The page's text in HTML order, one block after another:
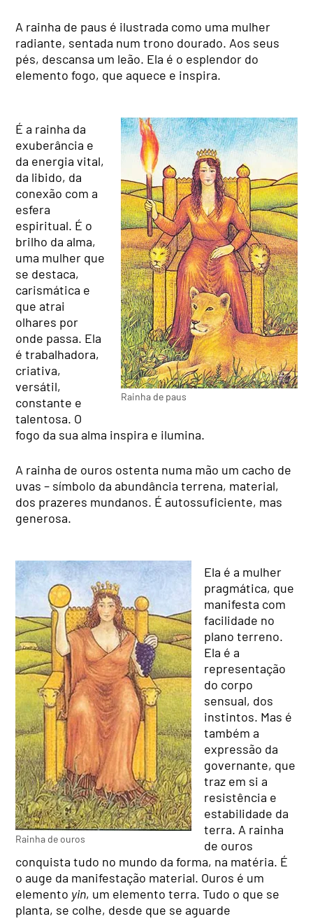
A rainha de paus é ilustrada como uma mulher
radiante, sentada num trono dourado. Aos seus
pés, descansa um leão. Ela é o esplendor do
elemento fogo, que aquece e inspira.
Rainha de paus
É a rainha da
exuberância e
da energia vital,
da libido, da
conexão com a
esfera
espiritual. É o
brilho da alma,
uma mulher que
se destaca,
carismática e
que atrai
olhares por
onde passa. Ela
é trabalhadora,
criativa,
versátil,
constante e
talentosa. O
fogo da sua alma inspira e ilumina.
A rainha de ouros ostenta numa mão um cacho de
uvas – símbolo da abundância terrena, material,
dos prazeres mundanos. É autossuficiente, mas
generosa.
Rainha de ouros
Ela é a mulher
pragmática, que
manifesta com
facilidade no
plano terreno.
Ela é a
representação
do corpo
sensual, dos
instintos. Mas é
também a
expressão da
governante, que
traz em si a
resistência e
estabilidade da
terra. A rainha
de ouros
conquista tudo no mundo da forma, na matéria. É
o auge da manifestação material. Ouros é um
elemento yin, um elemento terra. Tudo o que se
planta, se colhe, desde que se aguarde